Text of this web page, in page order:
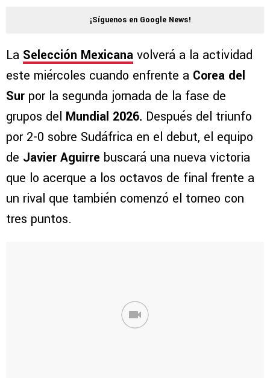
¡Síguenos en Google News!
La Selección Mexicana volverá a la actividad
este miércoles cuando enfrente a Corea del
Sur por la segunda jornada de la fase de
grupos del Mundial 2026. Después del triunfo
por 2-0 sobre Sudáfrica en el debut, el equipo
de Javier Aguirre buscará una nueva victoria
que lo acerque a los octavos de final frente a
un rival que también comenzó el torneo con
tres puntos.